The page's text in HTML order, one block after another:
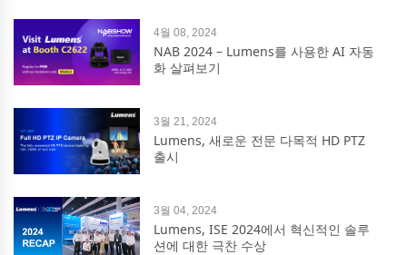
4월 08, 2024
NAB 2024 – Lumens를 사용한 AI 자동
화 살펴보기
3월 21, 2024
Lumens, 새로운 전문 다목적 HD PTZ
출시
3월 04, 2024
Lumens, ISE 2024에서 혁신적인 솔루
션에 대한 극찬 수상